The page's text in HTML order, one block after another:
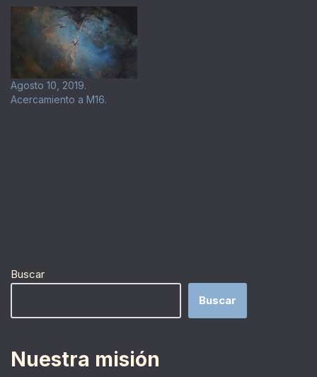
Agosto 10, 2019.
Acercamiento a M16.
Buscar
Buscar
Nuestra misión